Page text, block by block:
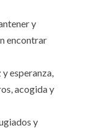
y
encontrar
esperanza,
acogida y
y